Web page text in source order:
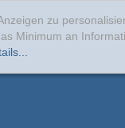
zu
Minimum an